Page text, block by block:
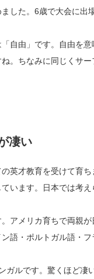
した。6歳で大会に出
自由」です。自由を
。ちなみに同じくサ
凄い
英才教育を受けて育
います。日本では考え
アメリカ育ちで両親
語・ポルトガル語・フ
ガルです。驚くほど